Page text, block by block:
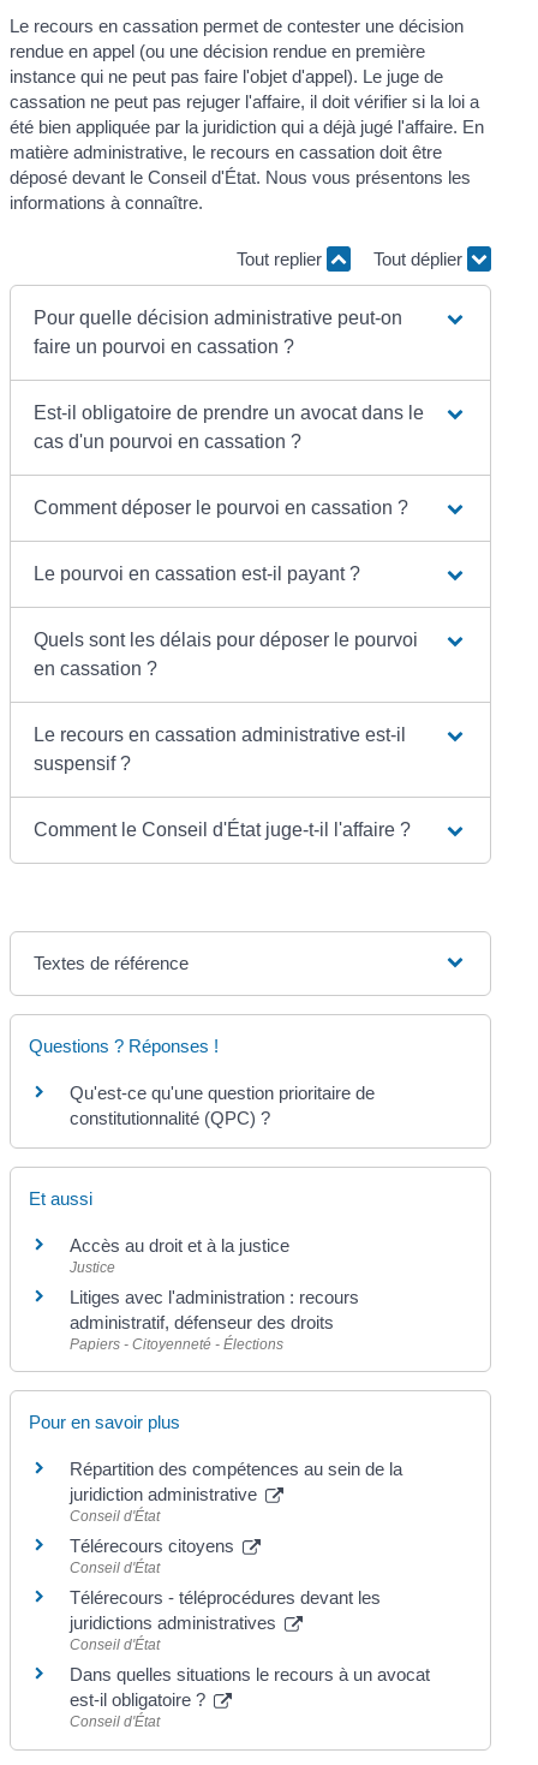
Le recours en cassation permet de contester une décision
rendue en appel (ou une décision rendue en première
instance qui ne peut pas faire l'objet d'appel). Le juge de
cassation ne peut pas rejuger l'affaire, il doit vérifier si la loi a
été bien appliquée par la juridiction qui a déjà jugé l'affaire. En
matière administrative, le recours en cassation doit être
déposé devant le Conseil d'État. Nous vous présentons les
informations à connaître.
Tout replier Tout déplier
Pour quelle décision administrative peut-on
faire un pourvoi en cassation ?
Est-il obligatoire de prendre un avocat dans le
cas d'un pourvoi en cassation ?
Comment déposer le pourvoi en cassation ?
Le pourvoi en cassation est-il payant ?
Quels sont les délais pour déposer le pourvoi
en cassation ?
Le recours en cassation administrative est-il
suspensif ?
Comment le Conseil d'État juge-t-il l'affaire ?
Textes de référence
Questions ? Réponses !
Qu'est-ce qu'une question prioritaire de
constitutionnalité (QPC) ?
Et aussi
Accès au droit et à la justice
Justice
Litiges avec l'administration : recours
administratif, défenseur des droits
Papiers - Citoyenneté - Élections
Pour en savoir plus
Répartition des compétences au sein de la
juridiction administrative
Conseil d'État
Télérecours citoyens
Conseil d'État
Télérecours - téléprocédures devant les
juridictions administratives
Conseil d'État
Dans quelles situations le recours à un avocat
est-il obligatoire ?
Conseil d'État